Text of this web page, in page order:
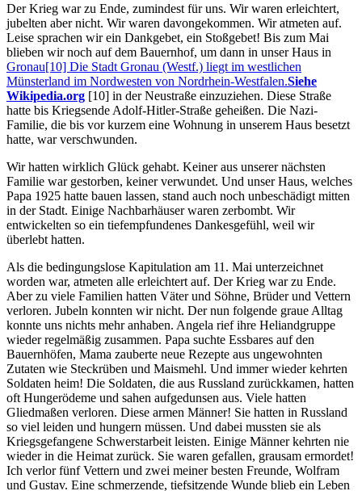
Der Krieg war zu Ende, zumindest für uns. Wir waren erleichtert,
jubelten aber nicht. Wir waren davongekommen. Wir atmeten auf.
Leise sprachen wir ein Dankgebet, ein Stoßgebet! Bis zum Mai
blieben wir noch auf dem Bauernhof, um dann in unser Haus in
Gronau[10] Die Stadt Gronau (Westf.) liegt im westlichen
Münsterland im Nordwesten von Nordrhein-Westfalen.Siehe
Wikipedia.org [10] in der Neustraße einzuziehen. Diese Straße
hatte bis Kriegsende Adolf-Hitler-Straße geheißen. Die Nazi-
Familie, die bis vor kurzem eine Wohnung in unserem Haus besetzt
hatte, war verschwunden.
Wir hatten wirklich Glück gehabt. Keiner aus unserer nächsten
Familie war gestorben, keiner verwundet. Und unser Haus, welches
Papa 1925 hatte bauen lassen, stand auch noch unbeschädigt mitten
in der Stadt. Einige Nachbarhäuser waren zerbombt. Wir
entwickelten so ein tiefempfundenes Dankesgefühl, weil wir
überlebt hatten.
Als die bedingungslose Kapitulation am 11. Mai unterzeichnet
worden war, atmeten alle erleichtert auf. Der Krieg war zu Ende.
Aber zu viele Familien hatten Väter und Söhne, Brüder und Vettern
verloren. Jubeln konnten wir nicht. Der nun folgende graue Alltag
konnte uns nichts mehr anhaben. Angela rief ihre Heliandgruppe
wieder regelmäßig zusammen. Papa suchte Essbares auf den
Bauernhöfen, Mama zauberte neue Rezepte aus ungewohnten
Zutaten wie Steckrüben und Maismehl. Und immer wieder kehrten
Soldaten heim! Die Soldaten, die aus Russland zurückkamen, hatten
oft Hungerödeme und sahen aufgedunsen aus. Viele hatten
Gliedmaßen verloren. Diese armen Männer! Sie hatten in Russland
so viel leiden und hungern müssen. Und dabei mussten sie als
Kriegsgefangene Schwerstarbeit leisten. Einige Männer kehrten nie
wieder in die Heimat zurück. Sie waren gefallen, grausam ermordet!
Ich verlor fünf Vettern und zwei meiner besten Freunde, Wolfram
und Gustav. Eine schmerzende, tiefsitzende Wunde blieb ein Leben